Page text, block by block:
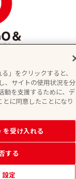
」をクリックすると、
、サイトの使用状況を分
動を支援するために、デ
に同意したことになり
受け入れる
する
定